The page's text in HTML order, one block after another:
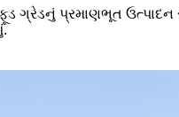
ગ્રેડનું પ્રમાણભૂત ઉત્પાદન